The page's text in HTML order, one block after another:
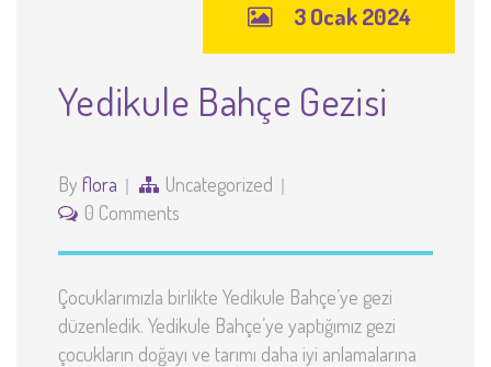
3 Ocak 2024
Yedikule Bahçe Gezisi
By flora
Uncategorized
0 Comments
Çocuklarımızla birlikte Yedikule Bahçe’ye gezi
düzenledik. Yedikule Bahçe’ye yaptığımız gezi
çocukların doğayı ve tarımı daha iyi anlamalarına